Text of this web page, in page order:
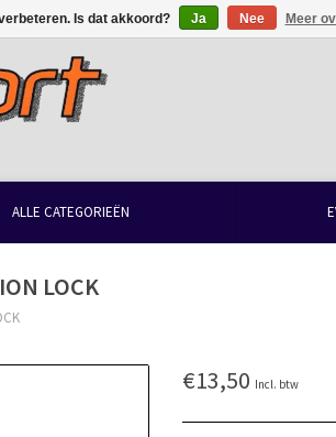
ALLE CATEGORIEËN
LOCK
€13,50 Incl. btw
Is dat akkoord? Ja Nee Meer